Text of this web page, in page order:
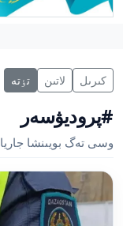
كىرىل لاتىن تٶتە
#پروديۋسەر
وسى تەگ بويىنشا